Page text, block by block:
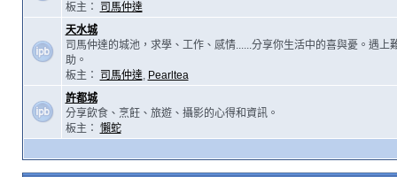
板主：
司馬仲達
天水城
司馬仲達的城池，求學、工作、感情......分享你生活中的喜與憂。遇上
助。
板主：
司馬仲達, Pearltea
許都城
分享飲食、烹飪、旅遊、攝影的心得和資訊。
板主： 懶蛇